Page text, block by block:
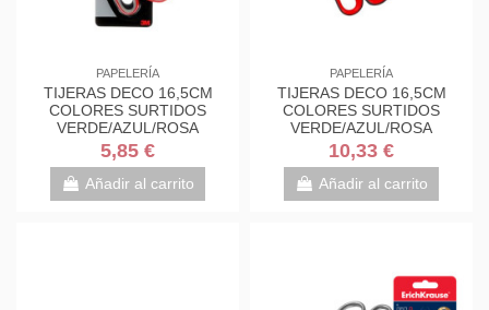
PAPELERÍA
TIJERAS DECO 16,5CM
COLORES SURTIDOS
VERDE/AZUL/ROSA
1561DS-M SCOTH
7000034004
5,85 €
Añadir al carrito
PAPELERÍA
TIJERAS DECO 16,5CM
COLORES SURTIDOS
VERDE/AZUL/ROSA
1561DS-M SCOTH
7000034004
10,33 €
Añadir al carrito